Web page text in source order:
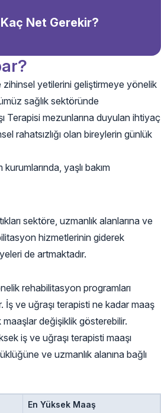
Kaç Net Gerekir?
yetilerini geliştirmeye yönelik
sağlık sektöründe
Terapisi mezunlarına duyulan ihtiyaç
rahatsızlığı olan bireylerin günlük
yaşlı bakım
sektöre, uzmanlık alanlarına ve
hizmetlerinin giderek
de artmaktadır.
rehabilitasyon programları
İş ve uğraşı terapisti ne kadar maaş
maaşlar değişiklik gösterebilir.
iş ve uğraşı terapisti maaşı
ve uzmanlık alanına bağlı
En Yüksek Maaş